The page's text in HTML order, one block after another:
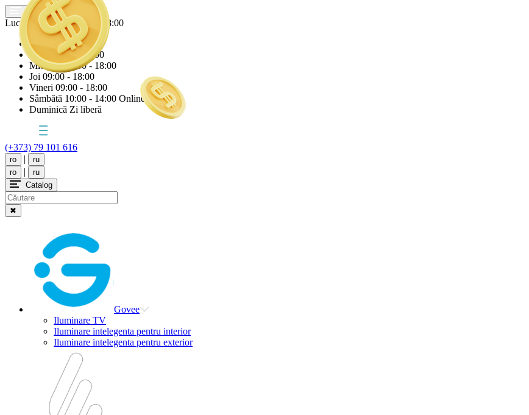
Lucrăm astăziJoi 09:00 - 18:00
Luni
09:00 - 18:00
Marți
09:00 - 18:00
Miercuri09:00 - 18:00
Joi 09:00 - 18:00
Vineri 09:00 - 18:00
Sâmbătă 10:00 - 14:00 Online
Duminică Zi liberă
(+373) 79 101 616
ro |
ru
ro
|
ru
Catalog
✖
Govee
Iluminare TV
Iluminare intelegenta pentru interior
Iluminare intelegenta pentru exterior